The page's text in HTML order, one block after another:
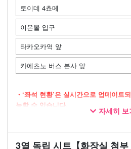
토이데 4쵸메
이온몰 입구
타카오카역 앞
카에츠노 버스 본사 앞
・‘좌석 현황’은 실시간으로 업데이트
능할 수 있습니다.
・이동 시간을 쾌적하게 보낼 수 있는
자세히 보
3열 독립 시트【화장실 첨부